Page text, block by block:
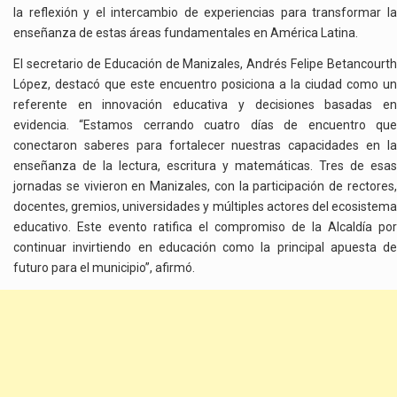
la reflexión y el intercambio de experiencias para transformar la
enseñanza de estas áreas fundamentales en América Latina.
El secretario de Educación de Manizales, Andrés Felipe Betancourth
López, destacó que este encuentro posiciona a la ciudad como un
referente en innovación educativa y decisiones basadas en
evidencia. “Estamos cerrando cuatro días de encuentro que
conectaron saberes para fortalecer nuestras capacidades en la
enseñanza de la lectura, escritura y matemáticas. Tres de esas
jornadas se vivieron en Manizales, con la participación de rectores,
docentes, gremios, universidades y múltiples actores del ecosistema
educativo. Este evento ratifica el compromiso de la Alcaldía por
continuar invirtiendo en educación como la principal apuesta de
futuro para el municipio”, afirmó.